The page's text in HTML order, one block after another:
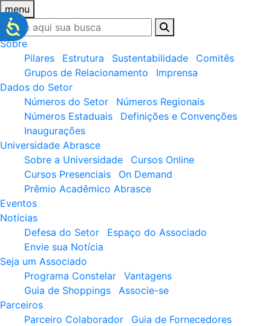
menu
Sobre
Pilares
Estrutura Sustentabilidade
Comitês
Grupos de Relacionamento
Imprensa
Dados do Setor
Números do Setor
Números Regionais
Números Estaduais
Definições e Convenções
Inaugurações
Universidade Abrasce
Sobre a Universidade
Cursos Online
Cursos Presenciais
On Demand
Prêmio Acadêmico Abrasce
Eventos
Notícias
Defesa do Setor
Espaço do Associado
Envie sua Notícia
Seja um Associado
Programa Constelar
Vantagens
Guia de Shoppings
Associe-se
Parceiros
Parceiro Colaborador
Guia de Fornecedores